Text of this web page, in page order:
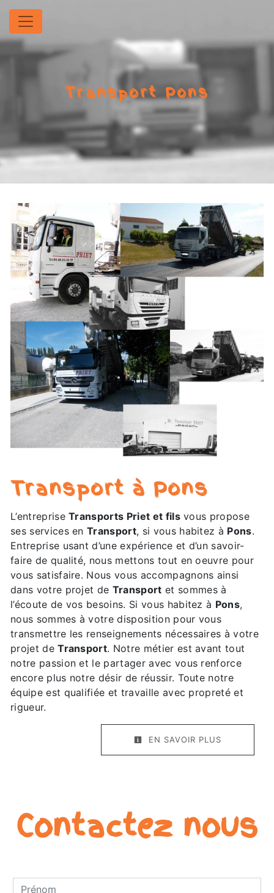
Panneau de gestion des cookies
Transport Pons
Transport à Pons
L’entrepriseTransports Priet et filsvous propose
ses services enTransport, si vous habitez à Pons.
Entreprise usant d’une expérience et d’un savoir-
faire de qualité, nous mettons tout en oeuvre pour
vous satisfaire. Nous vous accompagnons ainsi
dans votre projet de Transport et sommes à
l’écoute de vos besoins. Si vous habitez à Pons,
nous sommes à votre disposition pour vous
transmettre les renseignements nécessaires à votre
projet deTransport. Notre métier est avant tout
notre passion et le partager avec vous renforce
encore plus notre désir de réussir. Toute notre
équipe est qualifiée et travaille avec propreté et
rigueur.
EN SAVOIR PLUS
Contactez nous